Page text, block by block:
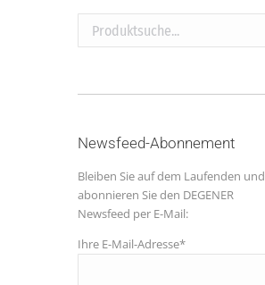
Produktsuche...
Newsfeed-Abonnement
Bleiben Sie auf dem Laufenden und
abonnieren Sie den DEGENER
Newsfeed per E-Mail:
Ihre E-Mail-Adresse*